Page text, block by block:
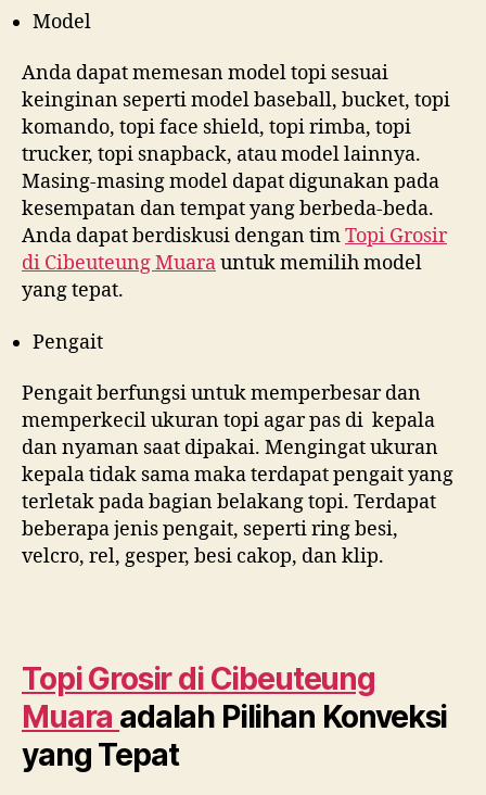
Model
Anda dapat memesan model topi sesuai
keinginan seperti model baseball, bucket, topi
komando, topi face shield, topi rimba, topi
trucker, topi snapback, atau model lainnya.
Masing-masing model dapat digunakan pada
kesempatan dan tempat yang berbeda-beda.
Anda dapat berdiskusi dengan timTopi Grosir
di Cibeuteung Muarauntuk memilih model
yang tepat.
Pengait
Pengait berfungsi untuk memperbesar dan
memperkecil ukuran topi agar pas di kepala
dan nyaman saat dipakai. Mengingat ukuran
kepala tidak sama maka terdapat pengait yang
terletak pada bagian belakang topi. Terdapat
beberapa jenis pengait, seperti ring besi,
velcro, rel, gesper, besi cakop, dan klip.
Topi Grosir di Cibeuteung
Muara adalah Pilihan Konveksi
yang Tepat